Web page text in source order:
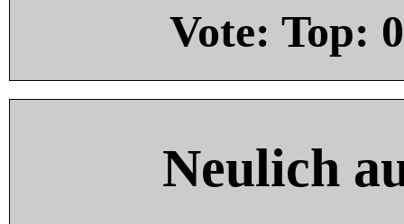
Vote: Top: 0
Neulich